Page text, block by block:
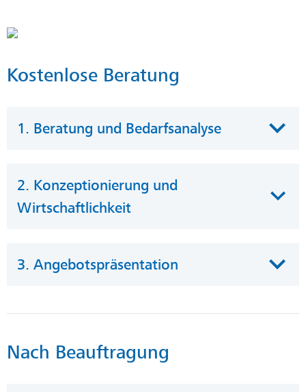
Kostenlose Beratung
1. Beratung und Bedarfsanalyse
2. Konzeptionierung und
Wirtschaftlichkeit
3. Angebotspräsentation
Nach Beauftragung